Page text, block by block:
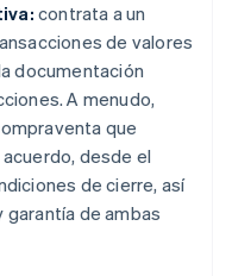
contrata a un
de valores
documentación
A menudo,
que
desde el
de cierre, así
garantía de ambas